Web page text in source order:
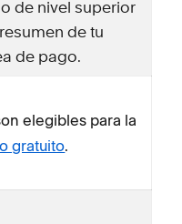
de nivel superior
de tu
de pago.
elegibles para la
gratuito.